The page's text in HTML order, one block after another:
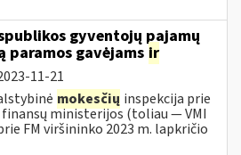
gyventojų pajamų
paramos gavėjams ir
11-21
mokesčių inspekcija prie
ministerijos (toliau — VMI
FM viršininko 2023 m. lapkričio